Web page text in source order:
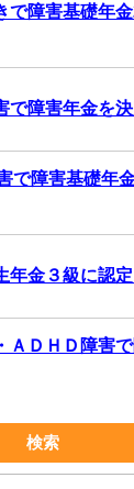
で障害基礎年
で障害年金を
で障害基礎年
年金３級に認
ＡＤＨＤ障害
検索